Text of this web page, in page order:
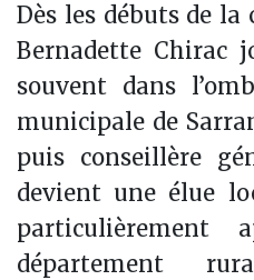
Dès les débuts de
Bernadette Chirac
souvent dans
municipale de
puis conseillère
devient une élue
particulièrement
département